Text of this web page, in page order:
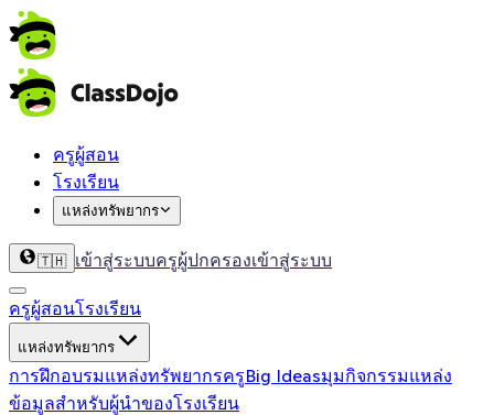
ครูผู้สอน
โรงเรียน
แหล่งทรัพยากร
🇹🇭 เข้าสู่ระบบครูผู้ปกครองเข้าสู่ระบบ
ครูผู้สอนโรงเรียน
แหล่งทรัพยากร
การฝึกอบรมแหล่งทรัพยากรครูBig Ideasมุมกิจกรรมแหล่ง
ข้อมูลสำหรับผู้นำของโรงเรียน